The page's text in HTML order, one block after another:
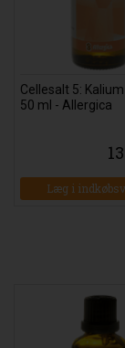
Cellesalt 5:
50 ml - Allergica
Læg i